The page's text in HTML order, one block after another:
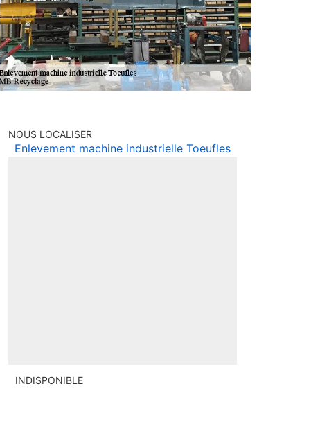
NOUS LOCALISER
Enlevement machine industrielle Toeufles
INDISPONIBLE